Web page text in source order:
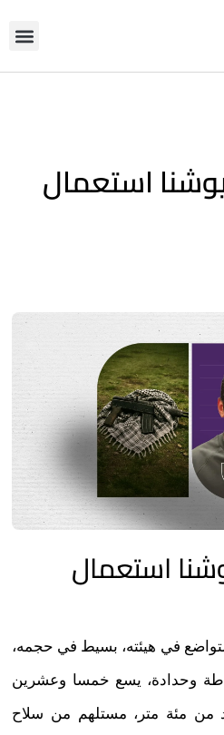
استعمال
استعمال
في هيئته، بسيط في حجمه،
وحدادة، يسع خمسا وعشرين
من مئة متر، مستلهم من سلاح